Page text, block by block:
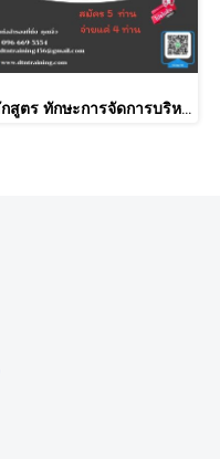
หลักสูตร ทักษะการจัดการบริหารงานประจำวัน สำหรับหัวหน้างานโรงงาน (Daily Management for Supervisor)